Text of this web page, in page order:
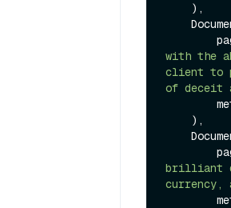
with the
client to
of deceit
brilliant